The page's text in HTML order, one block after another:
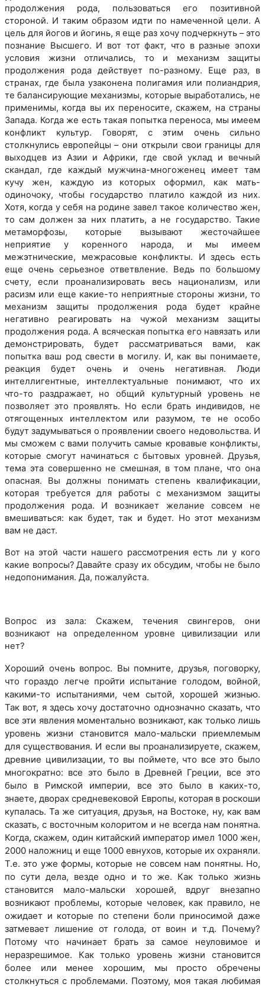
продолжения рода, пользоваться его позитивной
стороной. И таким образом идти по намеченной цели. А
цель для йогов и йогинь, я еще раз хочу подчеркнуть – это
познание Высшего. И вот тот факт, что в разные эпохи
условия жизни отличались, то и механизм защиты
продолжения рода действует по-разному. Еще раз, в
странах, где была узаконена полигамия или полиандрия,
те балансирующие механизмы, которые выработались, не
применимы, когда вы их переносите, скажем, на страны
Запада. Когда же есть такая попытка переноса, мы имеем
конфликт культур. Говорят, с этим очень сильно
столкнулись европейцы – они открыли свои границы для
выходцев из Азии и Африки, где свой уклад и вечный
скандал, где каждый мужчина-многоженец имеет там
кучу жен, каждую из которых оформил, как мать-
одиночоку, чтобы государство платило каждой из них.
Хотя, когда у себя на родине завел такое количество жен,
то сам должен за них платить, а не государство. Такие
метаморфозы, которые вызывают жесточайшее
неприятие у коренного народа, и мы имеем
межэтнические, межрасовые конфликты. И здесь есть
еще очень серьезное ответвление. Ведь по большому
счету, если проанализировать весь национализм, или
расизм или еще какие-то неприятные стороны жизни, то
механизм защиты продолжения рода будет крайне
негативно реагировать на чужой механизм защиты
продолжения рода. А всяческая попытка его навязать или
демонстрировать, будет рассматриваться вами, как
попытка ваш род свести в могилу. И, как вы понимаете,
реакция будет очень и очень негативная. Люди
интеллигентные, интеллектуальные понимают, что их
что-то раздражает, но общий культурный уровень не
позволяет это проявлять. Но если брать индивидов, не
отягощенных интеллектом или разумом, те не особо
будут задумываться о проявлении своего недовольства. И
мы сможем с вами получить самые кровавые конфликты,
которые смогут начинаться с бытовых уровней. Друзья,
тема эта совершенно не смешная, в том плане, что она
опасная. Вы должны понимать степень квалификации,
которая требуется для работы с механизмом защиты
продолжения рода. И возникает желание совсем не
вмешиваться: как будет, так и будет. Но этот механизм
вам не даст.
Вот на этой части нашего рассмотрения есть ли у кого
какие вопросы? Давайте сразу их обсудим, чтобы не было
недопонимания. Да, пожалуйста.
Вопрос из зала: Скажем, течения свингеров, они
возникают на определенном уровне цивилизации или
нет?
Хороший очень вопрос. Вы помните, друзья, поговорку,
что гораздо легче пройти испытание голодом, войной,
какими-то испытаниями, чем сытой, хорошей жизнью.
Так вот, я здесь хочу достаточно однозначно сказать, что
все эти явления моментально возникают, как только лишь
уровень жизни становится мало-мальски приемлемым
для существования. И если вы проанализируете, скажем,
древние цивилизации, то вы поймете, что все это было
многократно: все это было в Древней Греции, все это
было в Римской империи, все это было в каких-то,
знаете, дворах средневековой Европы, которая в роскоши
купалась. Та же ситуация, друзья, на Востоке, ну, как вам
сказать, с восточным колоритом и не всегда нам понятна.
Когда, скажем, один китайский император имел 1000 жен,
2000 наложниц и еще 1000 евнухов, которые их охраняли.
Т.е. это уже формы, которые не совсем нам понятны. Но,
по сути дела, везде одно и то же. Как только жизнь
становится мало-мальски хорошей, вдруг внезапно
возникают проблемы, которые человек, как правило, не
ожидает и которые по степени боли приносимой даже
затмевает лишение от голода, от воин и т.д. Почему?
Потому что начинает брать за самое неуловимое и
неразрешимое. Как только уровень жизни становится
более или менее хорошим, мы просто обречены
столкнуться с проблемами. Поэтому, моя такая любимая